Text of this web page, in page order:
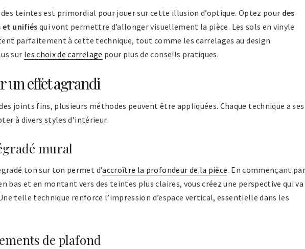
teintes est primordial pour jouer sur cette illusion d’optique. Optez pour des
et unifiés qui vont permettre d’allonger visuellement la pièce. Les sols en vinyle
parfaitement à cette technique, tout comme les carrelages au design
sur les choix de carrelage pour plus de conseils pratiques.
un effet agrandi
joints fins, plusieurs méthodes peuvent être appliquées. Chaque technique a ses
à divers styles d’intérieur.
mural
ton sur ton permet d’accroître la profondeur de la pièce. En commençant
bas et en montant vers des teintes plus claires, vous créez une perspective qui va
telle technique renforce l’impression d’espace vertical, essentielle dans les
de plafond